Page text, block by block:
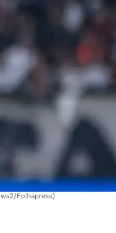
Folhapress)